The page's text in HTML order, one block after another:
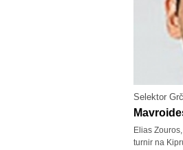
Selektor
Elias
turnir na